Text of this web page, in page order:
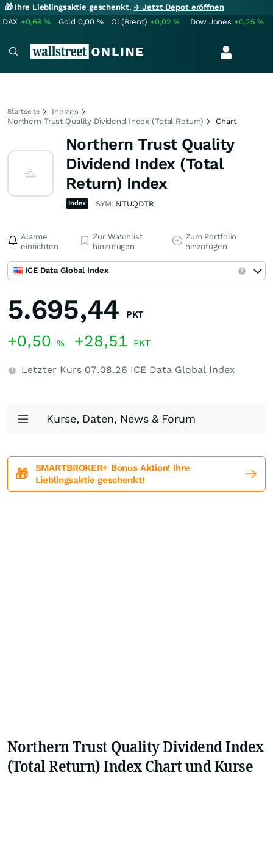
🎁 Ihre Lieblingsaktie geschenkt.→ Jetzt Depot eröffnen
DAX +0,69% Gold 0,00 % Öl (Brent) +0,02% Dow Jones +0,25%
Startseite
Indizes
Northern Trust Quality Dividend Index (Total Return)
Chart
Northern Trust Quality
Dividend Index (Total
Return) Index
Index SYM: NTUQDTR
Alarme
einrichten
Zur Watchlist
hinzufügen
Zum Portfolio
hinzufügen
ICE Data Global Index
5.695,44 PKT
+0,50 % +28,51 PKT
Letzter Kurs 07.08.26 ICE Data Global Index
Kurse, Daten, News & Forum
🎁
SMARTBROKER+ Bonus Aktion! Ihre
Lieblingsaktie geschenkt!
Northern Trust Quality Dividend Index
(Total Return) Index Chart und Kurse